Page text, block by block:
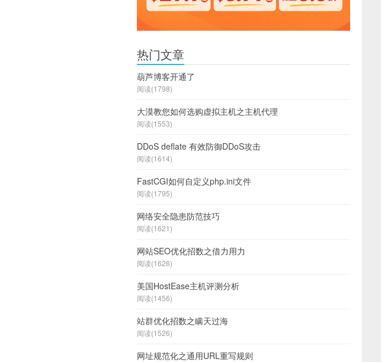
热门文章
葫芦博客开通了
阅读(1798)
大漠教您如何选购虚拟主机之主机代理
阅读(1553)
DDoS deflate 有效防御DDoS攻击
阅读(1614)
FastCGI如何自定义php.ini文件
阅读(1795)
网络安全隐患防范技巧
阅读(1621)
网站SEO优化招数之借力用力
阅读(1626)
美国HostEase主机评测分析
阅读(1456)
站群优化招数之瞒天过海
阅读(1526)
网址规范化之通用URL重写规则